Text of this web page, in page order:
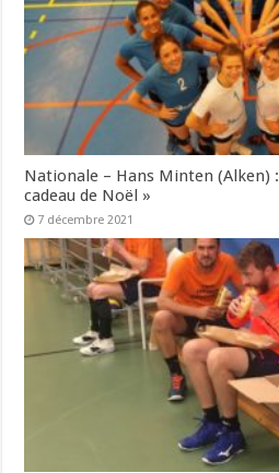
Nationale – Hans Minten (Alken)
cadeau de Noël »
7 décembre 2021